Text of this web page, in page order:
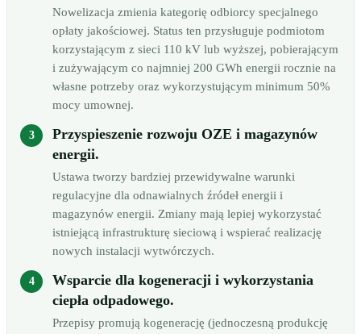
Nowelizacja zmienia kategorię odbiorcy specjalnego
opłaty jakościowej. Status ten przysługuje podmiotom
korzystającym z sieci 110 kV lub wyższej, pobierającym
i zużywającym co najmniej 200 GWh energii rocznie na
własne potrzeby oraz wykorzystującym minimum 50%
mocy umownej.
Przyspieszenie rozwoju OZE i magazynów
energii.
Ustawa tworzy bardziej przewidywalne warunki
regulacyjne dla odnawialnych źródeł energii i
magazynów energii. Zmiany mają lepiej wykorzystać
istniejącą infrastrukturę sieciową i wspierać realizację
nowych instalacji wytwórczych.
Wsparcie dla kogeneracji i wykorzystania
ciepła odpadowego.
Przepisy promują kogenerację (jednoczesną produkcję